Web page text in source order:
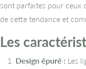
sont parfaites pour ceux
de cette tendance et
Les
Design épuré : Les